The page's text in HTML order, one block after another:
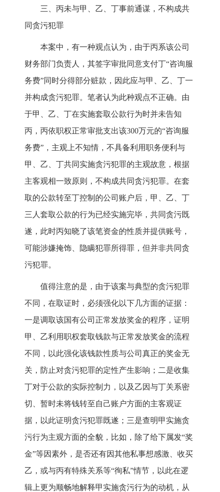
三、丙未与甲、乙、丁事前通谋，不构成共
同贪污犯罪
本案中，有一种观点认为，由于丙系该公司
财务部门负责人，其签字审批同意支付丁“咨询服
务费”同时分得部分赃款，因此应与甲、乙、丁一
并构成贪污犯罪。笔者认为此种观点不正确。由
于甲、乙、丁在实施套取公款行为时并未告知
丙，丙依职权正常审批支出该300万元的“咨询服
务费”，主观上不知情，不具备利用职务便利与
甲、乙、丁共同实施贪污犯罪的主观故意，根据
主客观相一致原则，不构成共同贪污犯罪。在套
取的公款转至丁控制的公司账户后，甲、乙、丁
三人套取公款的行为已经实施完毕，共同贪污既
遂，此时丙知晓了该笔资金的性质并提供账号，
可能涉嫌掩饰、隐瞒犯罪所得罪，但并非共同贪
污犯罪。
值得注意的是，由于该案与典型的贪污犯罪
不同，在取证时，必须强化以下几方面的证据：
一是调取该国有公司正常发放奖金的程序，证明
甲、乙利用职权套取钱款与正常发放奖金的流程
不同，以此强化该钱款性质与公司真正的奖金无
关，防止对贪污犯罪的定性产生影响；二是收集
丁对于公款的实际控制力，以及乙因与丁关系密
切、暂时未将钱转至自己账户方面的主客观证
据，以此证明贪污犯罪既遂；三是查明甲实施贪
污行为主观方面的全貌，比如，除了给下属发“奖
金”等因素外，是否还有因其他私事想感激、收买
乙，或与丙有特殊关系等“徇私”情节，以此在逻
辑上更为顺畅地解释甲实施贪污行为的动机，从